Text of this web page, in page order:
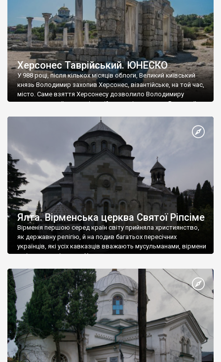
Херсонес Таврійський. ЮНЕСКО
У 988 році, після кількох місяців облоги, Великий київський
князь Володимир захопив Херсонес, візантійське, на той час,
місто. Саме взяття Херсонесу дозволило Володимиру
диктувати свої умови візантійському імператору Василю ІІ, та
Херсонесі Володимир-язичник, став Василем-християнином.
А потім було Хрещення Русі. На честь Херсонесу Таврійського
Ялта. Вірменська церква Святої Ріпсіме
Вірменія першою серед країн світу прийняла християнство,
як державну релігію, й на подив багатьох пересічних
українців, які усіх кавказців вважають мусульманами, вірмени
є відданими вірянами Христа